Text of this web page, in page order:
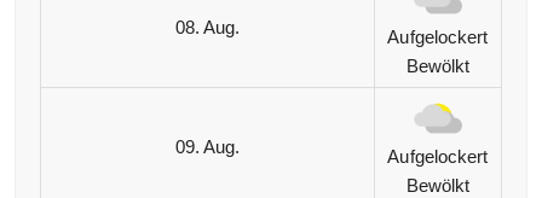
08. Aug.
Aufgelockert
Bewölkt
09. Aug.
Aufgelockert
Bewölkt